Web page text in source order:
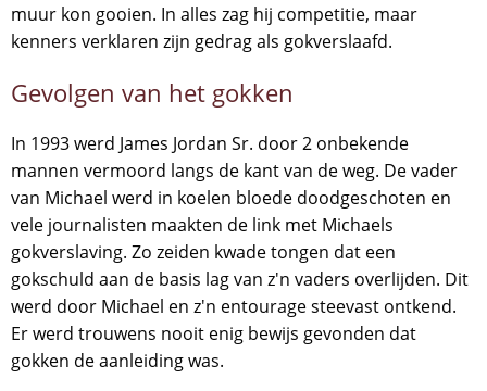
muur kon gooien. In alles zag hij competitie, maar
kenners verklaren zijn gedrag als gokverslaafd.
Gevolgen van het gokken
In 1993 werd James Jordan Sr. door 2 onbekende
mannen vermoord langs de kant van de weg. De vader
van Michael werd in koelen bloede doodgeschoten en
vele journalisten maakten de link met Michaels
gokverslaving. Zo zeiden kwade tongen dat een
gokschuld aan de basis lag van z'n vaders overlijden. Dit
werd door Michael en z'n entourage steevast ontkend.
Er werd trouwens nooit enig bewijs gevonden dat
gokken de aanleiding was.